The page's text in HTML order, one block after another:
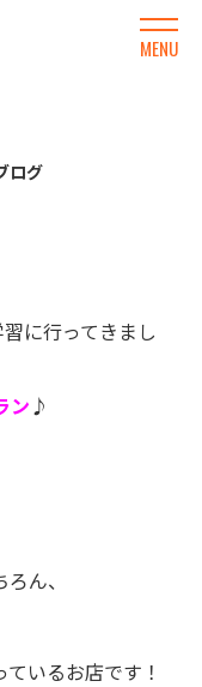
MENU
ログ
に行ってきまし
ン ♪
ん、
いるお店です！